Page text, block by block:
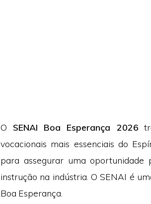
O SENAI Boa Esperança 2026
vocacionais mais essenciais do
para assegurar uma oportunidade
instrução na indústria. O SENAI é
Boa Esperança.